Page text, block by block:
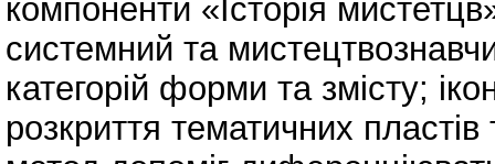
компоненти «Історія
системний та
категорій форми та змісту;
розкриття тематичних